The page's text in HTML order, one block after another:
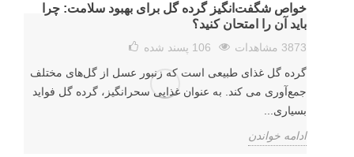
خواص شگفت‌انگیز گرده گل برای بهبود سلامت: چرا
باید آن را امتحان کنید؟
3873 مشاهدات 106 پسند شده
گرده گل غذای طبیعی است که زنبور عسل از گل‌های مختلف
جمع‌آوری می کند. به عنوان غذایی سحرانگیز، گرده گل فواید
بسیاری...
ادامه خواندن